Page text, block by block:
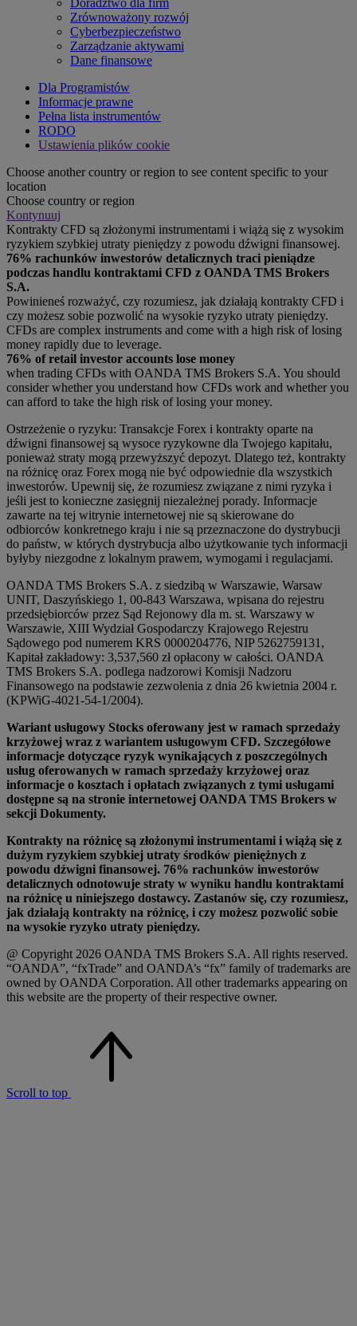
Doradztwo dla firm
Zrównoważony rozwój
Cyberbezpieczeństwo
Zarządzanie aktywami
Dane finansowe
Dla Programistów
Informacje prawne
Pełna lista instrumentów
RODO
Ustawienia plików cookie
Choose another country or region to see content specific to your
location
Choose country or region
Kontynuuj
Kontrakty CFD są złożonymi instrumentami i wiążą się z wysokim
ryzykiem szybkiej utraty pieniędzy z powodu dźwigni finansowej.
76% rachunków inwestorów detalicznych traci pieniądze
podczas handlu kontraktami CFD z OANDA TMS Brokers
S.A.
Powinieneś rozważyć, czy rozumiesz, jak działają kontrakty CFD i
czy możesz sobie pozwolić na wysokie ryzyko utraty pieniędzy.
CFDs are complex instruments and come with a high risk of losing
money rapidly due to leverage.
76% of retail investor accounts lose money
when trading CFDs with OANDA TMS Brokers S.A. You should
consider whether you understand how CFDs work and whether you
can afford to take the high risk of losing your money.
Ostrzeżenie o ryzyku: Transakcje Forex i kontrakty oparte na
dźwigni finansowej są wysoce ryzykowne dla Twojego kapitału,
ponieważ straty mogą przewyższyć depozyt. Dlatego też, kontrakty
na różnicę oraz Forex mogą nie być odpowiednie dla wszystkich
inwestorów. Upewnij się, że rozumiesz związane z nimi ryzyka i
jeśli jest to konieczne zasięgnij niezależnej porady. Informacje
zawarte na tej witrynie internetowej nie są skierowane do
odbiorców konkretnego kraju i nie są przeznaczone do dystrybucji
do państw, w których dystrybucja albo użytkowanie tych informacji
byłyby niezgodne z lokalnym prawem, wymogami i regulacjami.
OANDA TMS Brokers S.A. z siedzibą w Warszawie, Warsaw
UNIT, Daszyńskiego 1, 00-843 Warszawa, wpisana do rejestru
przedsiębiorców przez Sąd Rejonowy dla m. st. Warszawy w
Warszawie, XIII Wydział Gospodarczy Krajowego Rejestru
Sądowego pod numerem KRS 0000204776, NIP 5262759131,
Kapitał zakładowy: 3,537,560 zł opłacony w całości. OANDA
TMS Brokers S.A. podlega nadzorowi Komisji Nadzoru
Finansowego na podstawie zezwolenia z dnia 26 kwietnia 2004 r.
(KPWiG-4021-54-1/2004).
Wariant usługowy Stocks oferowany jest w ramach sprzedaży
krzyżowej wraz z wariantem usługowym CFD. Szczegółowe
informacje dotyczące ryzyk wynikających z poszczególnych
usług oferowanych w ramach sprzedaży krzyżowej oraz
informacje o kosztach i opłatach związanych z tymi usługami
dostępne są na stronie internetowej OANDA TMS Brokers w
sekcji Dokumenty.
Kontrakty na różnicę są złożonymi instrumentami i wiążą się z
dużym ryzykiem szybkiej utraty środków pieniężnych z
powodu dźwigni finansowej. 76% rachunków inwestorów
detalicznych odnotowuje straty w wyniku handlu kontraktami
na różnicę u niniejszego dostawcy. Zastanów się, czy rozumiesz,
jak działają kontrakty na różnicę, i czy możesz pozwolić sobie
na wysokie ryzyko utraty pieniędzy.
@ Copyright 2026 OANDA TMS Brokers S.A. All rights reserved.
“OANDA”, “fxTrade” and OANDA’s “fx” family of trademarks are
owned by OANDA Corporation. All other trademarks appearing on
this website are the property of their respective owner.
Scroll to top